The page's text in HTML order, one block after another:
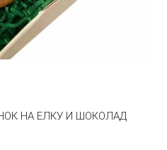
НА ЕЛКУ И ШОКОЛАД